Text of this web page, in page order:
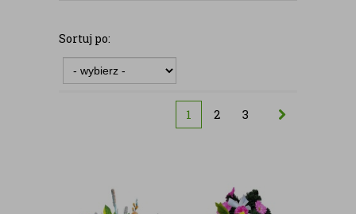
Sortuj po:
1 2 3